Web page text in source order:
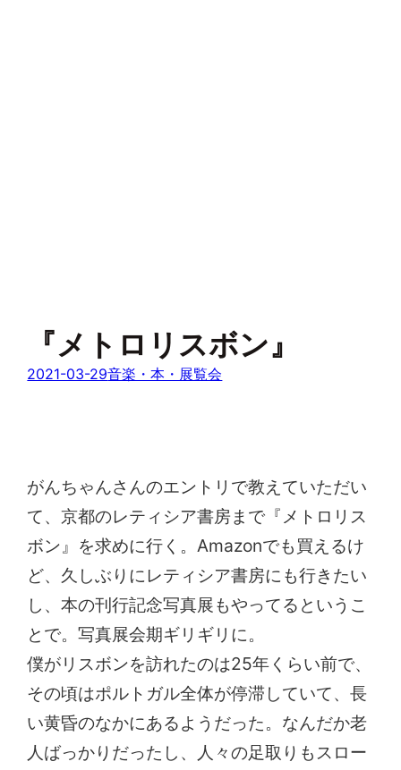
『メトロリスボン』
2021-03-29音楽・本・展覧会
がんちゃんさんのエントリで教えていただい
て、京都のレティシア書房まで『メトロリス
ボン』を求めに行く。Amazonでも買えるけ
ど、久しぶりにレティシア書房にも行きたい
し、本の刊行記念写真展もやってるというこ
とで。写真展会期ギリギリに。
僕がリスボンを訪れたのは25年くらい前で、
その頃はポルトガル全体が停滞していて、長
い黄昏のなかにあるようだった。なんだか老
人ばっかりだったし、人々の足取りもスロー